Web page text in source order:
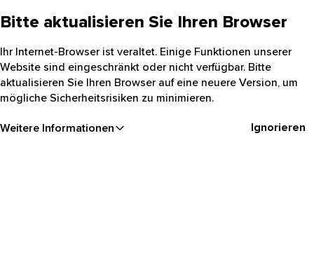
Bitte aktualisieren Sie Ihren Browser
Ihr Internet-Browser ist veraltet. Einige Funktionen unserer
Website sind eingeschränkt oder nicht verfügbar. Bitte
aktualisieren Sie Ihren Browser auf eine neuere Version, um
mögliche Sicherheitsrisiken zu minimieren.
Weitere Informationen Ignorieren